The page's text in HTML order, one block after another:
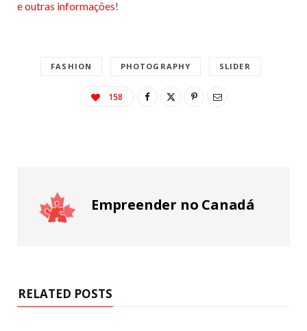
e outras informações!
FASHION PHOTOGRAPHY SLIDER
158
Empreender no Canadá
RELATED POSTS